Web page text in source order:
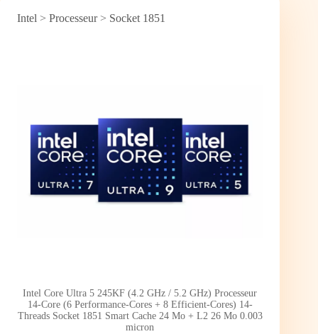
Intel > Processeur> Socket 1851
Intel Core Ultra 5 245KF (4.2 GHz / 5.2 GHz) Processeur
14-Core (6 Performance-Cores + 8 Efficient-Cores) 14-
Threads Socket 1851 Smart Cache 24 Mo + L2 26 Mo 0.003
micron